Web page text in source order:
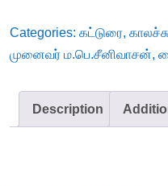
ம.பெ.சீனிவாசன்
quantity
Categories: கட்டுரை,
முனைவர் ம.பெ.சீனிவாசன்,
Description